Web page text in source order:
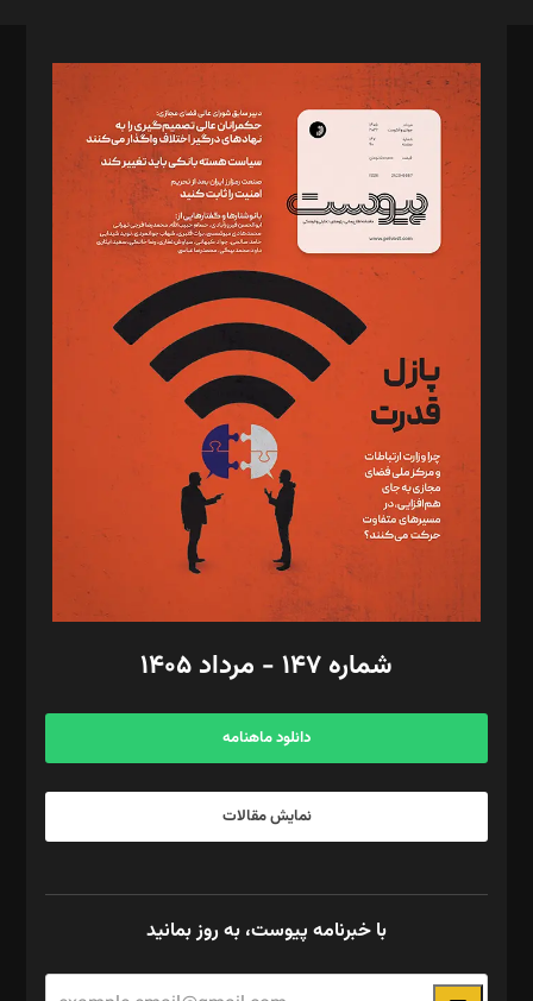
مدیر مسئول: محمدباقر اثنی‌عشری
سردبیر: مهرک محمودی
دبیر تحریریه: میثم قاسمی
د‌بیر ناداستان: سمانه سمیع
د‌بیر خدمت و تجارت: ابوالفضل رجبی
د‌بیر حقوق فناوری: حسام‌الدین ایپکچی
د‌بیر پیوست جهان: مینا پاکدل
د‌بیر تحریریه آنلاین: بابک نقاش
تحریریه‌: مجتبی محمود‌ی، آرش برهمند، یسنا امان‌پور، سروش کرمیان،
مصطفی مسجدی آرانی، ابوالفضل رجبی، زهرا فکرانه، فائزه فتحی
رستمی،مصطفی باستان
ویرایش: نگار استاد‌‌آقا
طراح یونیفرم: مجید توکلی
فیلمبرداری و عکاسی: امیر شفیعی، مانی لطفی زاده
گرافیک و صفحه‌آرایی: سید‌سبحان‌علی ثابت
مد‌یر توسعه تجاری: کامبیز برید‌
امور مالی: شاپور رهبری، محمد‌ کاظمی‌نیا
آگهی و مشترکین: ۰۹۱۹۹۹۹۰۴۵۴
شماره ۱۴۷ - مرداد ۱۴۰۵
دانلود ماهنامه
نمایش مقالات
با خبرنامه پیوست، به روز بمانید